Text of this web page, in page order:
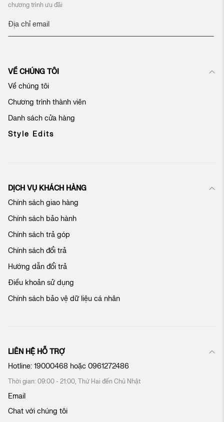
chương trình ưu đãi
Đ
ý
n
ậ
n
b
ả
c
ủ
a
h
ú
g
t
i
VỀ CHÚNG TÔI
Về chúng tôi
Chương trình thành viên
Danh sách cửa hàng
Style Edits
DỊCH VỤ KHÁCH HÀNG
Chính sách giao hàng
Chính sách bảo hành
Chính sách trả góp
Chính sách đổi trả
Hướng dẫn đổi trả
Điều khoản sử dụng
Chính sách bảo vệ dữ liệu cá nhân
LIÊN HỆ HỖ TRỢ
Hotline: 19000468 hoặc 0961272486
Thời gian: 09:00 - 21:00, Thứ Hai đến Chủ Nhật
Email
Chat với chúng tôi